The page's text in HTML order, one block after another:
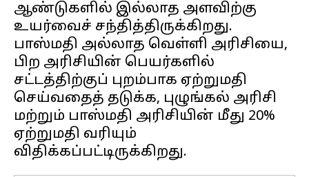
ஆண்டுகளில் இல்லாத அளவிற்கு
உயர்வைச் சந்தித்திருக்கிறது.
பாஸ்மதி அல்லாத வெள்ளி அரிசியை,
பிற அரிசியின் பெயர்களில்
சட்டத்திற்குப் புறம்பாக ஏற்றுமதி
செய்வதைத் தடுக்க, புழுங்கல் அரிசி
மற்றும் பாஸ்மதி அரிசியின் மீது 20%
ஏற்றுமதி வரியும்